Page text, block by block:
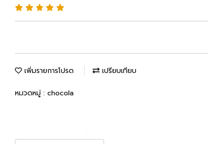
เพิ่มรายการโปรด เปรียบเทียบ
หมวดหมู่ : chocola